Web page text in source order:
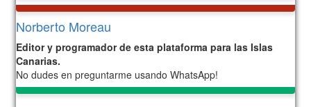
Norberto Moreau
Editor y programador de esta plataforma para las Islas
Canarias.
No dudes en preguntarme usando WhatsApp!